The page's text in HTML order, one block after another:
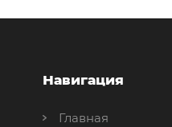
Навигация
Главная